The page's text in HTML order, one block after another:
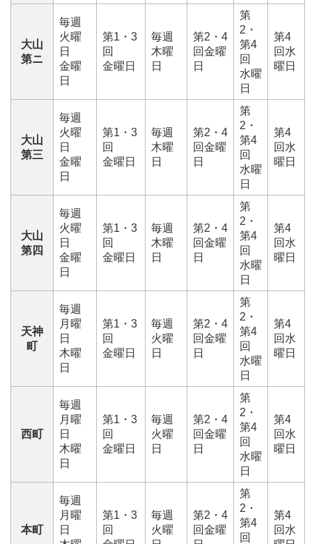
大山
第ニ
毎週
火曜
日
金曜
日
第1・3
回
金曜日
毎週
木曜
日
第2・4
回金曜
日
第
2・
第4
回
水曜
日
第4
回水
曜日
大山
第三
毎週
火曜
日
金曜
日
第1・3
回
金曜日
毎週
木曜
日
第2・4
回金曜
日
第
2・
第4
回
水曜
日
第4
回水
曜日
大山
第四
毎週
火曜
日
金曜
日
第1・3
回
金曜日
毎週
木曜
日
第2・4
回金曜
日
第
2・
第4
回
水曜
日
第4
回水
曜日
天神
町
毎週
月曜
日
木曜
日
第1・3
回
金曜日
毎週
火曜
日
第2・4
回金曜
日
第
2・
第4
回
水曜
日
第4
回水
曜日
西町
毎週
月曜
日
木曜
日
第1・3
回
金曜日
毎週
火曜
日
第2・4
回金曜
日
第
2・
第4
回
水曜
日
第4
回水
曜日
本町
毎週
月曜
日
第1・3
回
毎週
火曜
第2・4
回金曜
第
2・
第4
回
第4
回水